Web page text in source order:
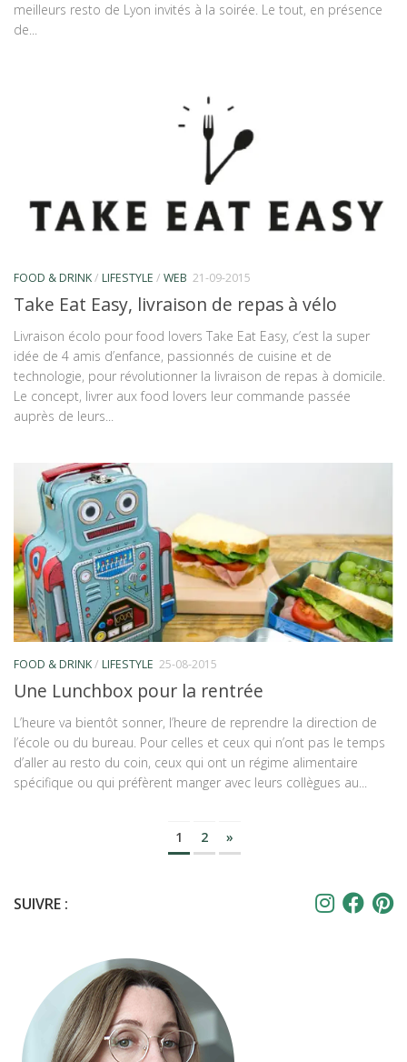
meilleurs resto de Lyon invités à la soirée. Le tout, en présence
de...
FOOD & DRINK/ LIFESTYLE / WEB 21-09-2015
Take Eat Easy, livraison de repas à vélo
Livraison écolo pour food lovers Take Eat Easy, c’est la super
idée de 4 amis d’enfance, passionnés de cuisine et de
technologie, pour révolutionner la livraison de repas à domicile.
Le concept, livrer aux food lovers leur commande passée
auprès de leurs...
FOOD & DRINK/ LIFESTYLE 25-08-2015
Une Lunchbox pour la rentrée
L’heure va bientôt sonner, l’heure de reprendre la direction de
l’école ou du bureau. Pour celles et ceux qui n’ont pas le temps
d’aller au resto du coin, ceux qui ont un régime alimentaire
spécifique ou qui préfèrent manger avec leurs collègues au...
1 2 »
SUIVRE :